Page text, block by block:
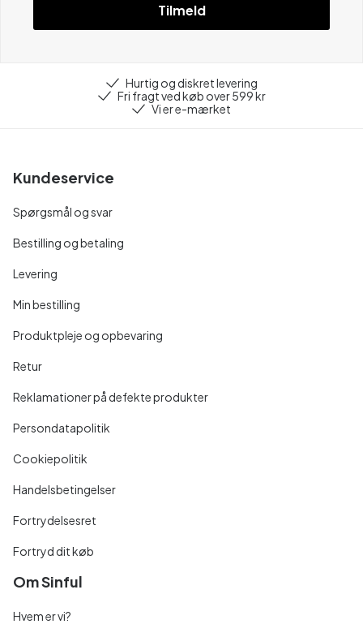
Tilmeld
Hurtig og diskret levering
Fri fragt ved køb over 599 kr
Vi er e-mærket
Kundeservice
Spørgsmål og svar
Bestilling og betaling
Levering
Min bestilling
Produktpleje og opbevaring
Retur
Reklamationer på defekte produkter
Persondatapolitik
Cookiepolitik
Handelsbetingelser
Fortrydelsesret
Fortryd dit køb
Om Sinful
Hvem er vi?